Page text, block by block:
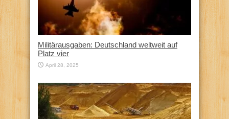
Militärausgaben: Deutschland weltweit auf
Platz vier
April 28, 2025